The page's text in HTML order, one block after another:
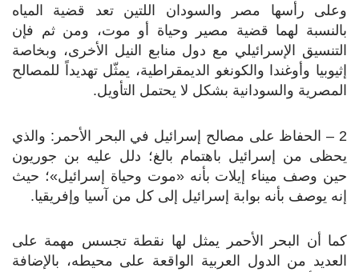
وعلى رأسها مصر والسودان اللتين تعد قضية المياه
بالنسبة لهما قضية مصير وحياة أو موت، ومن ثم فإن
التنسيق الإسرائيلي مع دول منابع النيل الأخرى، وبخاصة
إثيوبيا وأوغندا والكونغو الديمقراطية، يمثّل تهديداً للمصالح
المصرية والسودانية بشكل لا يحتمل التأويل.
2 – الحفاظ على مصالح إسرائيل في البحر الأحمر: والذي
يحظى من إسرائيل باهتمام بالغ؛ دلل عليه بن جوريون
حين وصف ميناء إيلات بأنه «موت وحياة إسرائيل»؛ حيث
إنه يوصف بأنه بوابة إسرائيل إلى كل من آسيا وإفريقيا.
كما أن البحر الأحمر يمثل لها نقطة تجسس مهمة على
العديد من الدول العربية الواقعة على محيطه، بالإضافة